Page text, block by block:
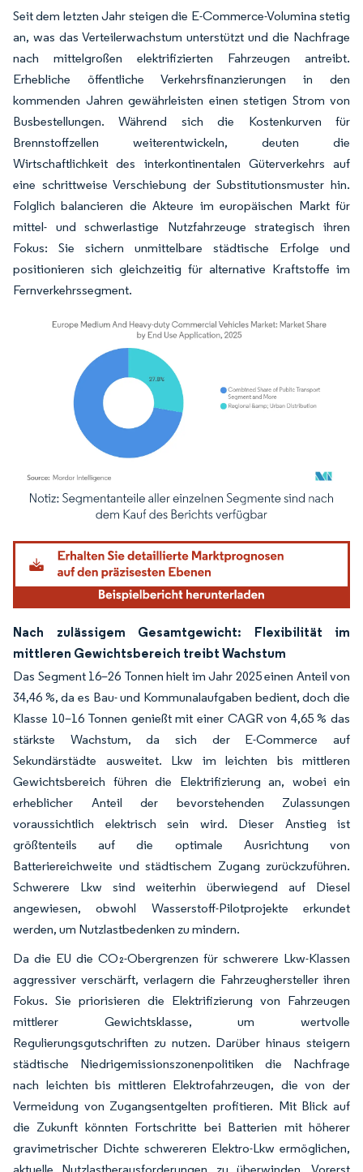
Seit dem letzten Jahr steigen die E-Commerce-Volumina stetig
an, was das Verteilerwachstum unterstützt und die Nachfrage
nach mittelgroßen elektrifizierten Fahrzeugen antreibt.
Erhebliche öffentliche Verkehrsfinanzierungen in den
kommenden Jahren gewährleisten einen stetigen Strom von
Busbestellungen. Während sich die Kostenkurven für
Brennstoffzellen weiterentwickeln, deuten die
Wirtschaftlichkeit des interkontinentalen Güterverkehrs auf
eine schrittweise Verschiebung der Substitutionsmuster hin.
Folglich balancieren die Akteure im europäischen Markt für
mittel- und schwerlastige Nutzfahrzeuge strategisch ihren
Fokus: Sie sichern unmittelbare städtische Erfolge und
positionieren sich gleichzeitig für alternative Kraftstoffe im
Fernverkehrssegment.
Bild © Mordor Intelligence. Wiederverwendung erfordert Namensnennung
Nach zulässigem Gesamtgewicht: Flexibilität im
mittleren Gewichtsbereich treibt Wachstum
Das Segment 16–26 Tonnen hielt im Jahr 2025 einen Anteil von
34,46 %, da es Bau- und Kommunalaufgaben bedient, doch die
Klasse 10–16 Tonnen genießt mit einer CAGR von 4,65 % das
stärkste Wachstum, da sich der E-Commerce auf
Sekundärstädte ausweitet. Lkw im leichten bis mittleren
Gewichtsbereich führen die Elektrifizierung an, wobei ein
erheblicher Anteil der bevorstehenden Zulassungen
voraussichtlich elektrisch sein wird. Dieser Anstieg ist
größtenteils auf die optimale Ausrichtung von
Batteriereichweite und städtischem Zugang zurückzuführen.
Schwerere Lkw sind weiterhin überwiegend auf Diesel
angewiesen, obwohl Wasserstoff-Pilotprojekte erkundet
werden, um Nutzlastbedenken zu mindern.
Da die EU die CO₂-Obergrenzen für schwerere Lkw-Klassen
aggressiver verschärft, verlagern die Fahrzeughersteller ihren
Fokus. Sie priorisieren die Elektrifizierung von Fahrzeugen
mittlerer Gewichtsklasse, um wertvolle
Regulierungsgutschriften zu nutzen. Darüber hinaus steigern
städtische Niedrigemissionszonenpolitiken die Nachfrage
nach leichten bis mittleren Elektrofahrzeugen, die von der
Vermeidung von Zugangsentgelten profitieren. Mit Blick auf
die Zukunft könnten Fortschritte bei Batterien mit höherer
gravimetrischer Dichte schwereren Elektro-Lkw ermöglichen,